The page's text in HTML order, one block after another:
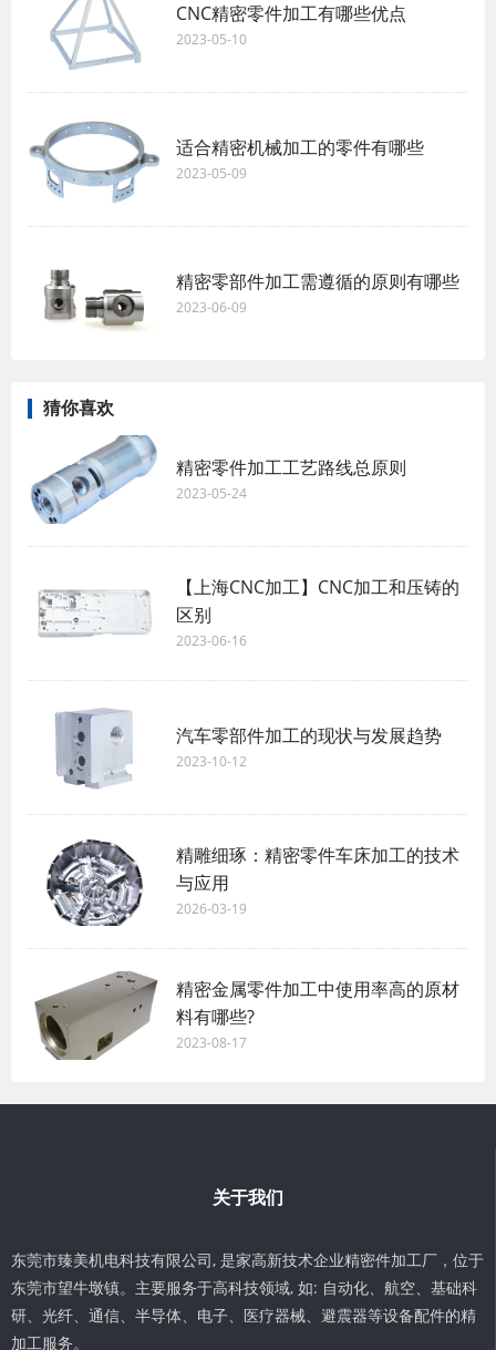
CNC精密零件加工有哪些优点
2023-05-10
适合精密机械加工的零件有哪些
2023-05-09
精密零部件加工需遵循的原则有哪些
2023-06-09
猜你喜欢
精密零件加工工艺路线总原则
2023-05-24
【上海CNC加工】CNC加工和压铸的
区别
2023-06-16
汽车零部件加工的现状与发展趋势
2023-10-12
精雕细琢：精密零件车床加工的技术
与应用
2026-03-19
精密金属零件加工中使用率高的原材
料有哪些?
2023-08-17
关于我们
东莞市臻美机电科技有限公司, 是家高新技术企业精密件加工厂，位于
东莞市望牛墩镇。主要服务于高科技领域, 如: 自动化、航空、基础科
研、光纤、通信、半导体、电子、医疗器械、避震器等设备配件的精
加工服务。